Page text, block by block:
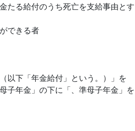
たる給付のうち死亡を支給事由とす
できる者
以下「年金給付」という。）」を
子年金」の下に「、準母子年金」を